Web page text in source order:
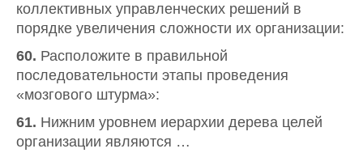
коллективных управленческих решений в
порядке увеличения сложности их организации:
60. Расположите в правильной
последовательности этапы проведения
«мозгового штурма»:
61. Нижним уровнем иерархии дерева целей
организации являются …